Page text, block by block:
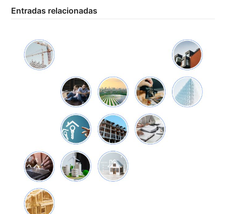
Entradas relacionadas